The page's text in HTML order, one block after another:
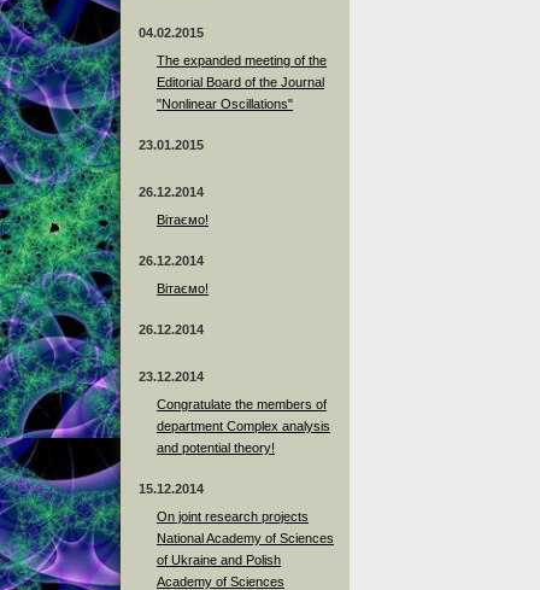
04.02.2015
The expanded meeting of the
Editorial Board of the Journal
"Nonlinear Oscillations"
23.01.2015
26.12.2014
Вітаємо!
26.12.2014
Вітаємо!
26.12.2014
23.12.2014
Сongratulate the members of
department Complex analysis
and potential theory!
15.12.2014
On joint research projects
National Academy of Sciences
of Ukraine and Polish
Academy of Sciences